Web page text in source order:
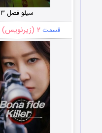
سیلو فصل ۳
قسمت ۲ (زیرنویس)